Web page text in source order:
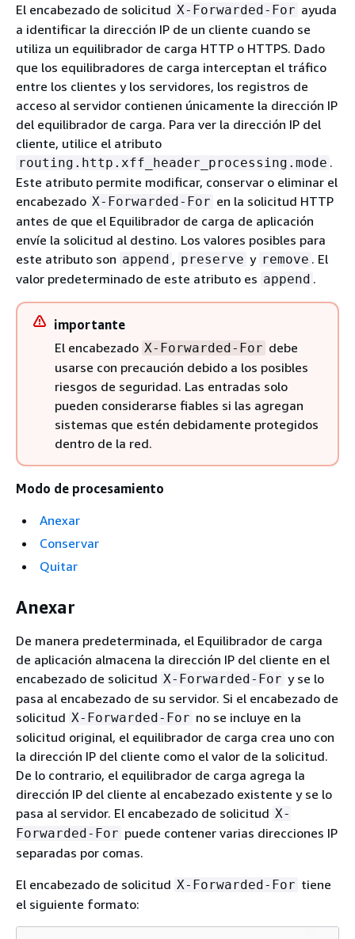
El encabezado de solicitud X-Forwarded-For ayuda
a identificar la dirección IP de un cliente cuando se
utiliza un equilibrador de carga HTTP o HTTPS. Dado
que los equilibradores de carga interceptan el tráfico
entre los clientes y los servidores, los registros de
acceso al servidor contienen únicamente la dirección IP
del equilibrador de carga. Para ver la dirección IP del
cliente, utilice el atributo
routing.http.xff_header_processing.mode .
Este atributo permite modificar, conservar o eliminar el
encabezado X-Forwarded-For en la solicitud HTTP
antes de que el Equilibrador de carga de aplicación
envíe la solicitud al destino. Los valores posibles para
este atributo son append , preserve y remove . El
valor predeterminado de este atributo es append .
importante
El encabezado X-Forwarded-For debe
usarse con precaución debido a los posibles
riesgos de seguridad. Las entradas solo
pueden considerarse fiables si las agregan
sistemas que estén debidamente protegidos
dentro de la red.
Modo de procesamiento
Anexar
Conservar
Quitar
Anexar
De manera predeterminada, el Equilibrador de carga
de aplicación almacena la dirección IP del cliente en el
encabezado de solicitud X-Forwarded-For y se lo
pasa al encabezado de su servidor. Si el encabezado de
solicitud X-Forwarded-For no se incluye en la
solicitud original, el equilibrador de carga crea uno con
la dirección IP del cliente como el valor de la solicitud.
De lo contrario, el equilibrador de carga agrega la
dirección IP del cliente al encabezado existente y se lo
pasa al servidor. El encabezado de solicitud X-
Forwarded-For puede contener varias direcciones IP
separadas por comas.
El encabezado de solicitud X-Forwarded-For tiene
el siguiente formato: